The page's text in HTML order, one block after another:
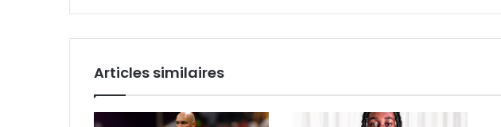
Articles similaires